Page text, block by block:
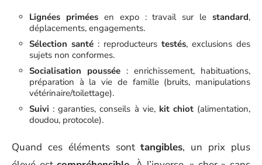
Lignées priméesen expo : travail sur le standard,
déplacements, engagements.
Sélection santé : reproducteurs testés, exclusions des
sujets non conformes.
Socialisation poussée : enrichissement, habituations,
préparation à la vie de famille (bruits, manipulations
vétérinaire/toilettage).
Suivi : garanties, conseils à vie, kit chiot(alimentation,
doudou, protocole).
Quand ces éléments sonttangibles, un prix plus